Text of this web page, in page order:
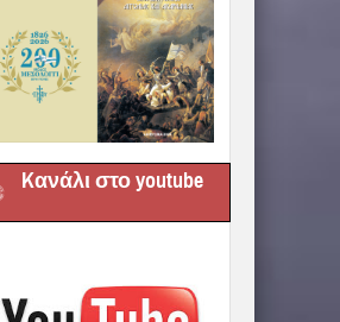
Kανάλι στο youtube